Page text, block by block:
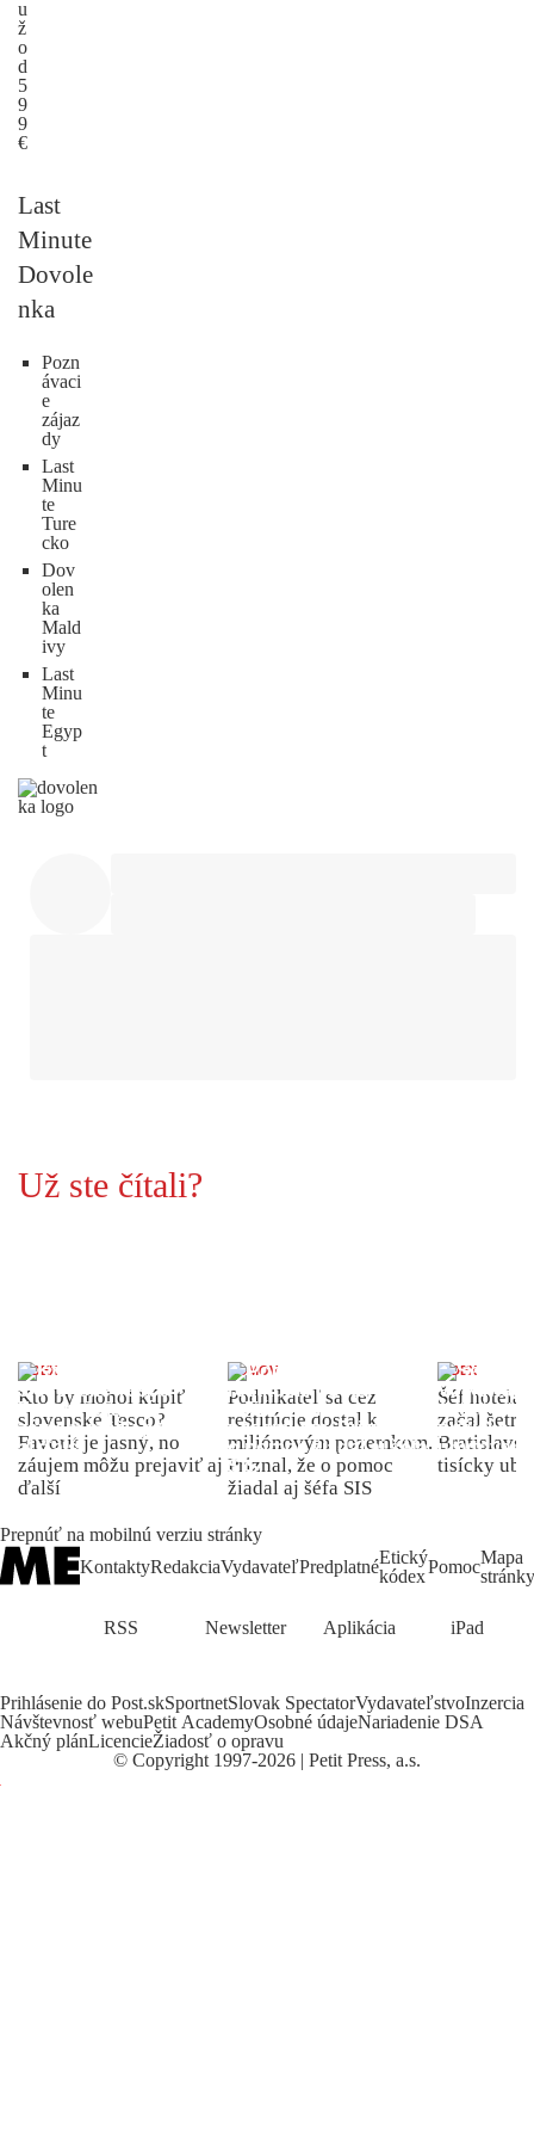
u
ž
o
d
5
9
9
€
Last
Minute
Dovole
nka
Pozn
ávaci
e
zájaz
dy
Last
Minu
te
Ture
cko
Dov
olen
ka
Mald
ivy
Last
Minu
te
Egyp
t
Už ste čítali?
INDEX
Kto by mohol kúpiť
slovenské Tesco?
Favorit je jasný, no
záujem môžu prejaviť aj
ďalší
DOMOV
Podnikateľ sa cez
reštitúcie dostal k
miliónovým pozemkom.
Priznal, že o pomoc
žiadal aj šéfa SIS
INDEX
Šéf
začal
Bratislave
tisícky
Prepnúť na mobilnú verziu stránky
KontaktyRedakciaVydavateľPredplatnéEtický
kódexPomocMapa
stránky
RSS Newsletter Aplikácia iPad
Prihlásenie do Post.skSportnetSlovak SpectatorVydavateľstvoInzercia
Návštevnosť webuPetit AcademyOsobné údajeNariadenie DSA
Akčný plánLicencieŽiadosť o opravu
© Copyright 1997-2026 | Petit Press, a.s.